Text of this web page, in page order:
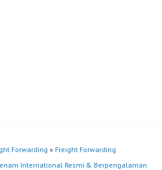
Forwarding » Freight Forwarding
International Resmi & Berpengalaman